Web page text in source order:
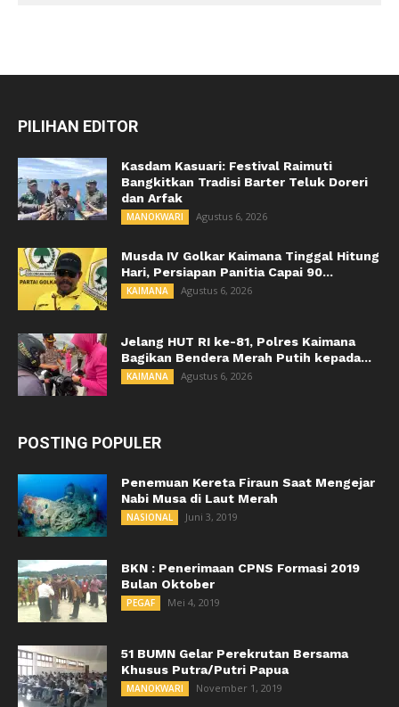
PILIHAN EDITOR
Kasdam Kasuari: Festival Raimuti
Bangkitkan Tradisi Barter Teluk Doreri
dan Arfak
MANOKWARI Agustus 6, 2026
Musda IV Golkar Kaimana Tinggal Hitung
Hari, Persiapan Panitia Capai 90...
KAIMANA Agustus 6, 2026
Jelang HUT RI ke-81, Polres Kaimana
Bagikan Bendera Merah Putih kepada...
KAIMANA Agustus 6, 2026
POSTING POPULER
Penemuan Kereta Firaun Saat Mengejar
Nabi Musa di Laut Merah
NASIONAL Juni 3, 2019
BKN : Penerimaan CPNS Formasi 2019
Bulan Oktober
PEGAF Mei 4, 2019
51 BUMN Gelar Perekrutan Bersama
Khusus Putra/Putri Papua
MANOKWARI November 1, 2019